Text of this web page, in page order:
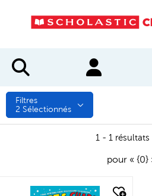
Filtres
2 Sélectionnés
1 - 1 résultats
pour « {0}
quick look